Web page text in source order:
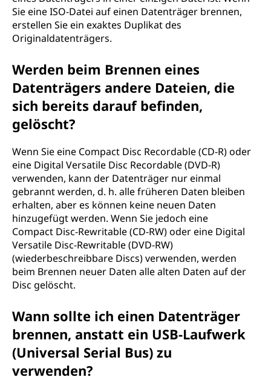
Sie eine ISO-Datei auf einen Datenträger brennen,
erstellen Sie ein exaktes Duplikat des
Originaldatenträgers.
Werden beim Brennen eines
Datenträgers andere Dateien, die
sich bereits darauf befinden,
gelöscht?
Wenn Sie eine Compact Disc Recordable (CD-R) oder
eine Digital Versatile Disc Recordable (DVD-R)
verwenden, kann der Datenträger nur einmal
gebrannt werden, d. h. alle früheren Daten bleiben
erhalten, aber es können keine neuen Daten
hinzugefügt werden. Wenn Sie jedoch eine
Compact Disc-Rewritable (CD-RW) oder eine Digital
Versatile Disc-Rewritable (DVD-RW)
(wiederbeschreibbare Discs) verwenden, werden
beim Brennen neuer Daten alle alten Daten auf der
Disc gelöscht.
Wann sollte ich einen Datenträger
brennen, anstatt ein USB-Laufwerk
(Universal Serial Bus) zu
verwenden?